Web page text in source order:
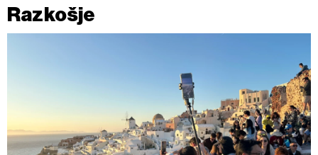
Razkošje